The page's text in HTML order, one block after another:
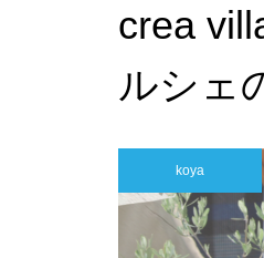
crea
ルシェ
koya